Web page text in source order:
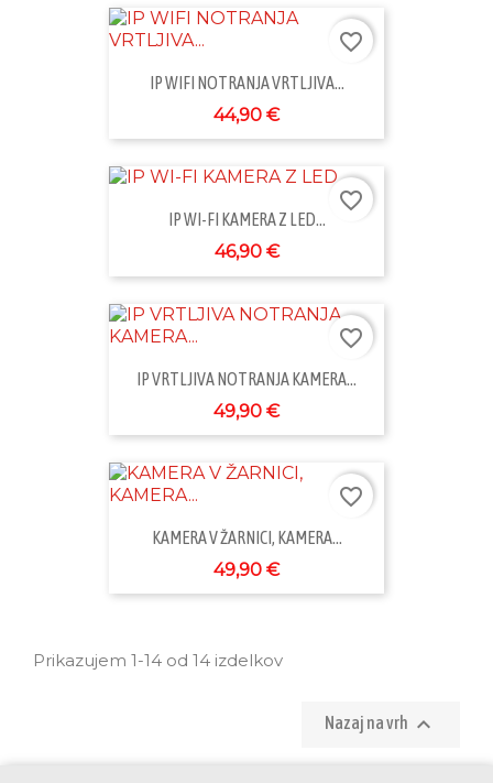
IP WIFI NOTRANJA VRTLJIVA...
44,90 €
favorite_border
IP WI-FI KAMERA Z LED...
46,90 €
favorite_border
IP VRTLJIVA NOTRANJA KAMERA...
49,90 €
favorite_border
KAMERA V ŽARNICI, KAMERA...
49,90 €
favorite_border
Prikazujem 1-14 od 14 izdelkov
Nazaj na vrh 